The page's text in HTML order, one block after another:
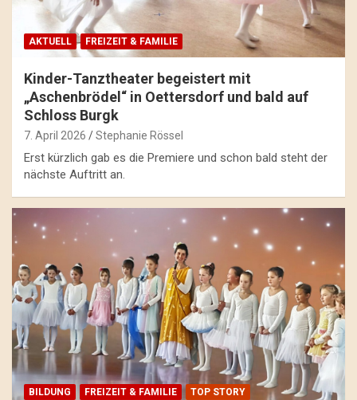
AKTUELL FREIZEIT & FAMILIE
Kinder-Tanztheater begeistert mit
„Aschenbrödel“ in Oettersdorf und bald auf
Schloss Burgk
7. April 2026 Stephanie Rössel
Erst kürzlich gab es die Premiere und schon bald steht der
nächste Auftritt an.
BILDUNG FREIZEIT & FAMILIE TOP STORY